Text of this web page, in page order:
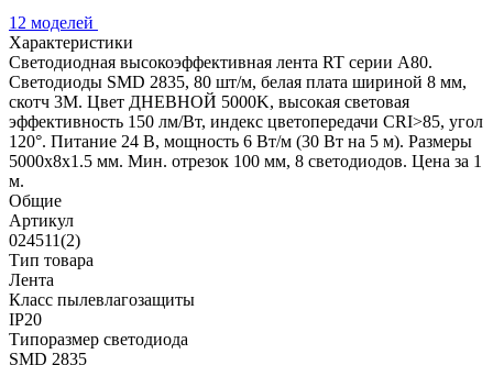
12 моделей
Характеристики
Светодиодная высокоэффективная лента RT серии A80.
Светодиоды SMD 2835, 80 шт/м, белая плата шириной 8 мм,
скотч 3M. Цвет ДНЕВНОЙ 5000K, высокая световая
эффективность 150 лм/Вт, индекс цветопередачи CRI>85, угол
120°. Питание 24 В, мощность 6 Вт/м (30 Вт на 5 м). Размеры
5000x8x1.5 мм. Мин. отрезок 100 мм, 8 светодиодов. Цена за 1
м.
Общие
Артикул
024511(2)
Тип товара
Лента
Класс пылевлагозащиты
IP20
Типоразмер светодиода
SMD 2835